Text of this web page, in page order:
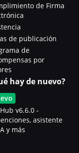
de Firma
de publicación
de
por
hay de nuevo?
v6.6.0 -
asistente
y más